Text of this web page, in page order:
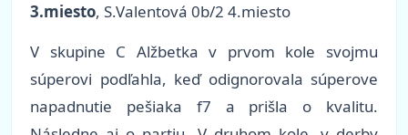
3.miesto, S.Valentová 0b/2 4.miesto
V skupine C Alžbetka v prvom kole svojmu
súperovi podľahla, keď odignorovala súperove
napadnutie pešiaka f7 a prišla o kvalitu.